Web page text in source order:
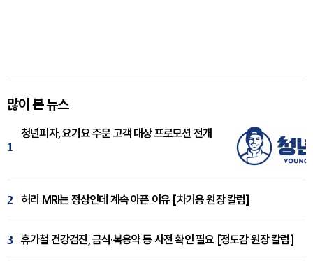
많이 본 뉴스
1
청년피자, 요기요 주문 고객 대상 프로모션 전개
2 허리 MRI는 정상인데 계속 아픈 이유 [차기용 원장 칼럼]
3 휴가철 건강검진, 금식·복용약 등 사전 확인 필요 [정도감 원장 칼럼]